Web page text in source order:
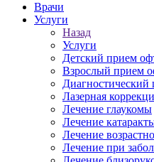
Врачи
Услуги
Назад
Услуги
Детский прием
Взрослый прием
Диагностический
Лазерная
Лечение глаукомы
Лечение
Лечение
Лечение при